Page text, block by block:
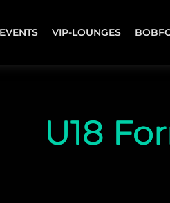
VIP-LOUNGES
U18